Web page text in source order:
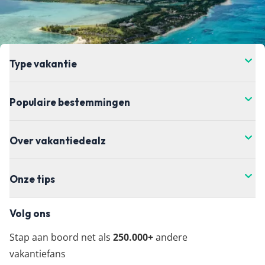
Type vakantie
Populaire bestemmingen
Over vakantiedealz
Onze tips
Volg ons
Stap aan boord net als 250.000+andere
vakantiefans